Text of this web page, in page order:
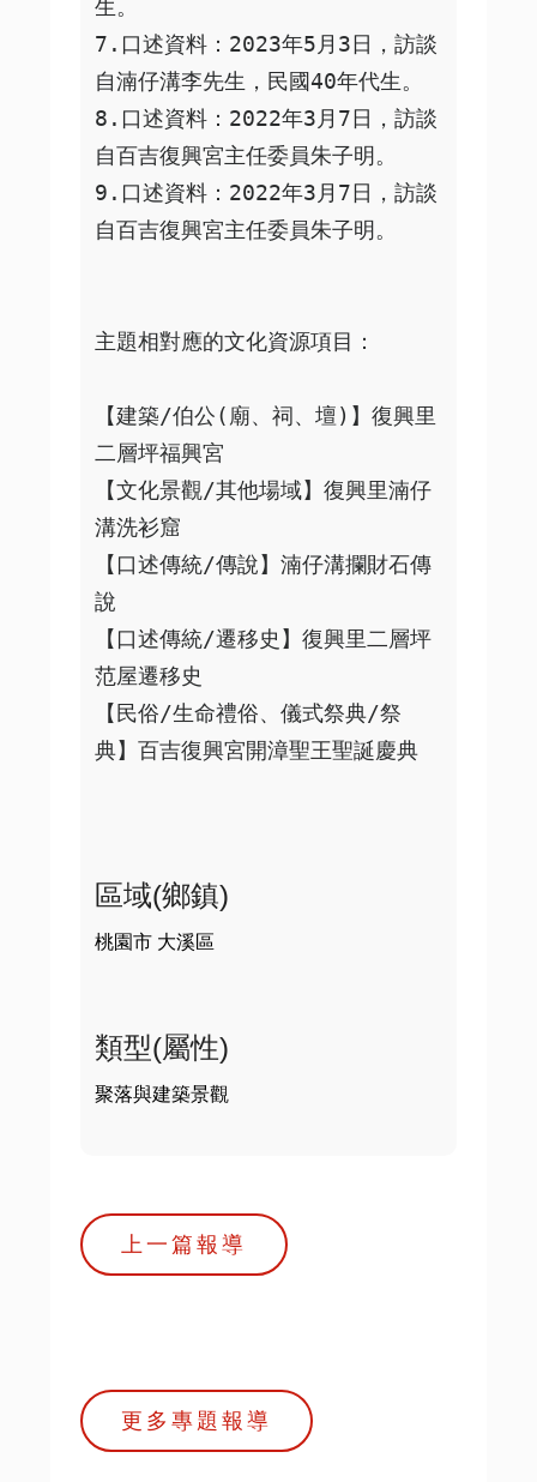
生。
7.口述資料：2023年5月3日，訪談
自湳仔溝李先生，民國40年代生。
8.口述資料：2022年3月7日，訪談
自百吉復興宮主任委員朱子明。
9.口述資料：2022年3月7日，訪談
自百吉復興宮主任委員朱子明。
主題相對應的文化資源項目：
【建築/伯公(廟、祠、壇)】復興里
二層坪福興宮
【文化景觀/其他場域】復興里湳仔
溝洗衫窟
【口述傳統/傳說】湳仔溝攔財石傳
說
【口述傳統/遷移史】復興里二層坪
范屋遷移史
【民俗/生命禮俗、儀式祭典/祭
典】百吉復興宮開漳聖王聖誕慶典
區域(鄉鎮)
桃園市 大溪區
類型(屬性)
聚落與建築景觀
上一篇報導
更多專題報導